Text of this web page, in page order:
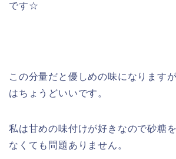
です☆
この分量だと優しめの味になります
はちょうどいいです。
私は甘めの味付けが好きなので砂糖
なくても問題ありません。